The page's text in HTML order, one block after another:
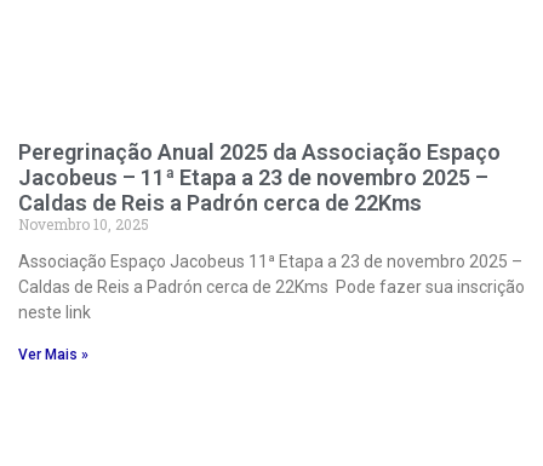
Peregrinação Anual 2025 da Associação Espaço
Jacobeus – 11ª Etapa a 23 de novembro 2025 –
Caldas de Reis a Padrón cerca de 22Kms
Novembro 10, 2025
Associação Espaço Jacobeus 11ª Etapa a 23 de novembro 2025 –
Caldas de Reis a Padrón cerca de 22Kms Pode fazer sua inscrição
neste link
Ver Mais »